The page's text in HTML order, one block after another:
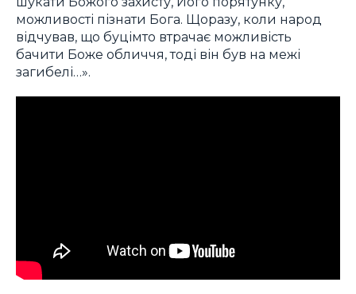
можливості пізнати Бога. Щоразу, коли народ
відчував, що буцімто втрачає можливість
бачити Боже обличчя, тоді він був на межі
загибелі…».